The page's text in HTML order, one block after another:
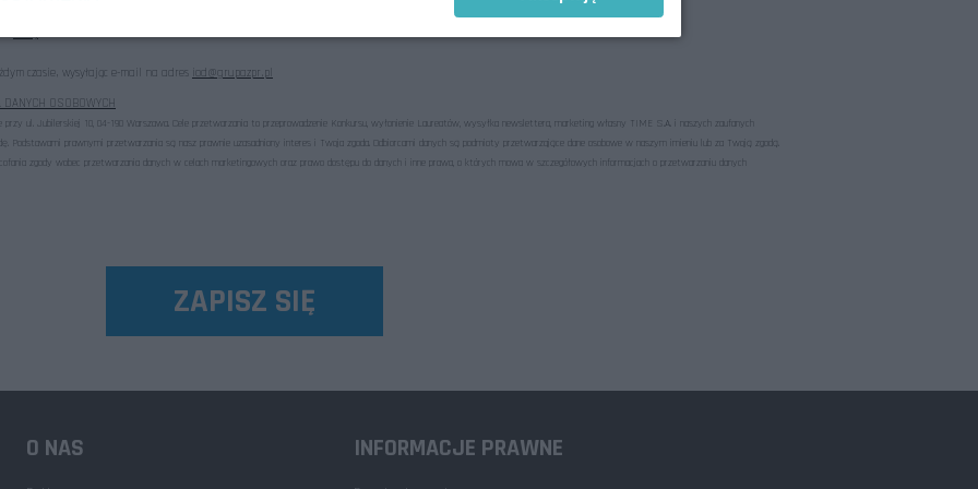
tutaj
czasie, wysyłając e-mail na adres
iod@grupazpr.pl
DANYCH OSOBOWYCH
ul. Jubilerskiej 10, 04-190 Warszawa. Cele przetwarzania to przeprowadzenie Konkursu, wyłonienie Laureatów, wysyłka newslettera, marketing własny TIME S.A. i naszych zaufanych
Podstawami prawnymi przetwarzania są nasz prawnie uzasadniony interes i Twoja zgoda. Odbiorcami danych są podmioty przetwarzające dane osobowe w naszym imieniu lub za Twoją zgodą.
zgody wobec przetwarzania danych w celach marketingowych oraz prawo dostępu do danych i inne prawa, o których mowa w szczegółowych informacjach o przetwarzaniu danych
O NAS INFORMACJE PRAWNE